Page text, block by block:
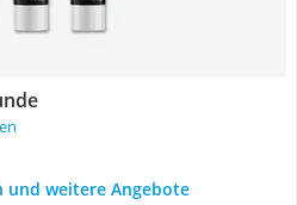
und weitere Angebote